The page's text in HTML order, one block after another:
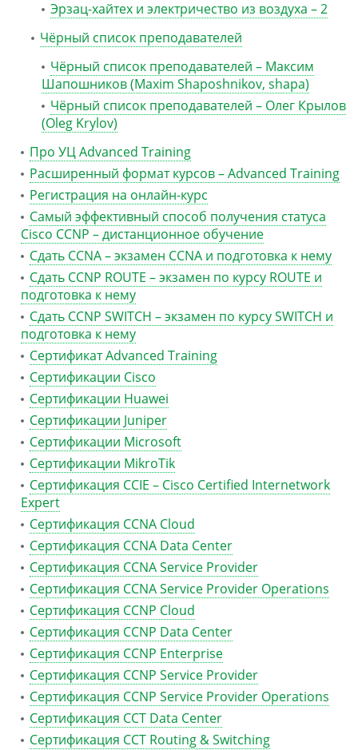
Эрзац-хайтех и электричество из воздуха – 2
Чёрный список преподавателей
Чёрный список преподавателей – Максим
Шапошников (Maxim Shaposhnikov, shapa)
Чёрный список преподавателей – Олег Крылов
(Oleg Krylov)
Про УЦ Advanced Training
Расширенный формат курсов – Advanced Training
Регистрация на онлайн-курс
Самый эффективный способ получения статуса
Cisco CCNP – дистанционное обучение
Сдать CCNA – экзамен CCNA и подготовка к нему
Сдать CCNP ROUTE – экзамен по курсу ROUTE и
подготовка к нему
Сдать CCNP SWITCH – экзамен по курсу SWITCH и
подготовка к нему
Сертификат Advanced Training
Сертификации Cisco
Сертификации Huawei
Сертификации Juniper
Сертификации Microsoft
Сертификации MikroTik
Сертификация CCIE – Cisco Certified Internetwork
Expert
Сертификация CCNA Cloud
Сертификация CCNA Data Center
Сертификация CCNA Service Provider
Сертификация CCNA Service Provider Operations
Сертификация CCNP Cloud
Сертификация CCNP Data Center
Сертификация CCNP Enterprise
Сертификация CCNP Service Provider
Сертификация CCNP Service Provider Operations
Сертификация CCT Data Center
Сертификация CCT Routing & Switching